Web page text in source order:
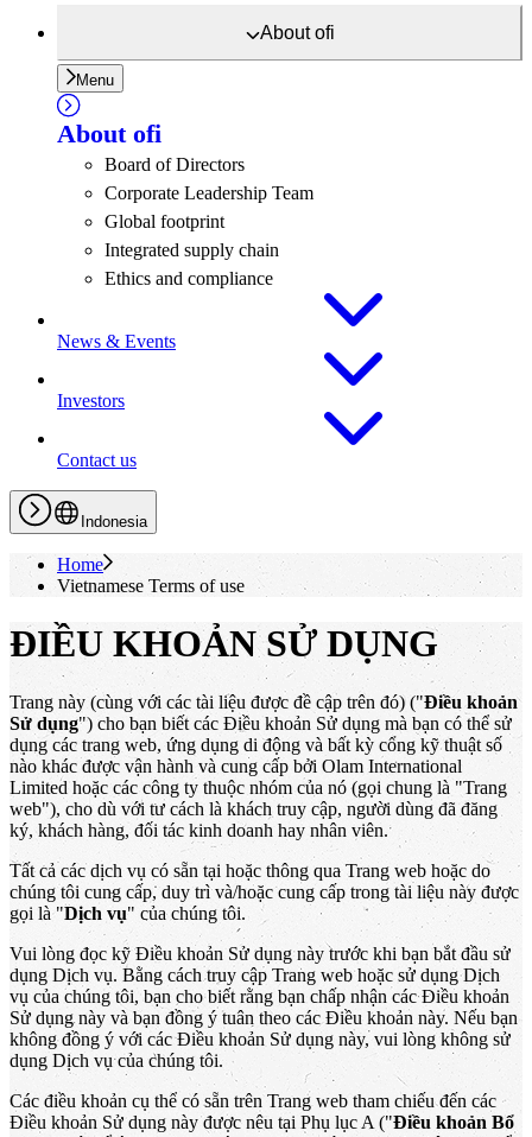
Aboutofi
Menu
About ofi
Board of Directors
Corporate Leadership Team
Global footprint
Integrated supply chain
Ethics and compliance
News & Events
Investors
Contact us
Indonesia
Home
Vietnamese Terms of use
ĐIỀU KHOẢN SỬ DỤNG
Trang này (cùng với các tài liệu được đề cập trên đó) ("Điều khoản
Sử dụng") cho bạn biết các Điều khoản Sử dụng mà bạn có thể sử
dụng các trang web, ứng dụng di động và bất kỳ cổng kỹ thuật số
nào khác được vận hành và cung cấp bởi Olam International
Limited hoặc các công ty thuộc nhóm của nó (gọi chung là "Trang
web"), cho dù với tư cách là khách truy cập, người dùng đã đăng
ký, khách hàng, đối tác kinh doanh hay nhân viên.
Tất cả các dịch vụ có sẵn tại hoặc thông qua Trang web hoặc do
chúng tôi cung cấp, duy trì và/hoặc cung cấp trong tài liệu này được
gọi là "Dịch vụ" của chúng tôi.
Vui lòng đọc kỹ Điều khoản Sử dụng này trước khi bạn bắt đầu sử
dụng Dịch vụ. Bằng cách truy cập Trang web hoặc sử dụng Dịch
vụ của chúng tôi, bạn cho biết rằng bạn chấp nhận các Điều khoản
Sử dụng này và bạn đồng ý tuân theo các Điều khoản này. Nếu bạn
không đồng ý với các Điều khoản Sử dụng này, vui lòng không sử
dụng Dịch vụ của chúng tôi.
Các điều khoản cụ thể có sẵn trên Trang web tham chiếu đến các
Điều khoản Sử dụng này được nêu tại Phụ lục A ("Điều khoản Bổ